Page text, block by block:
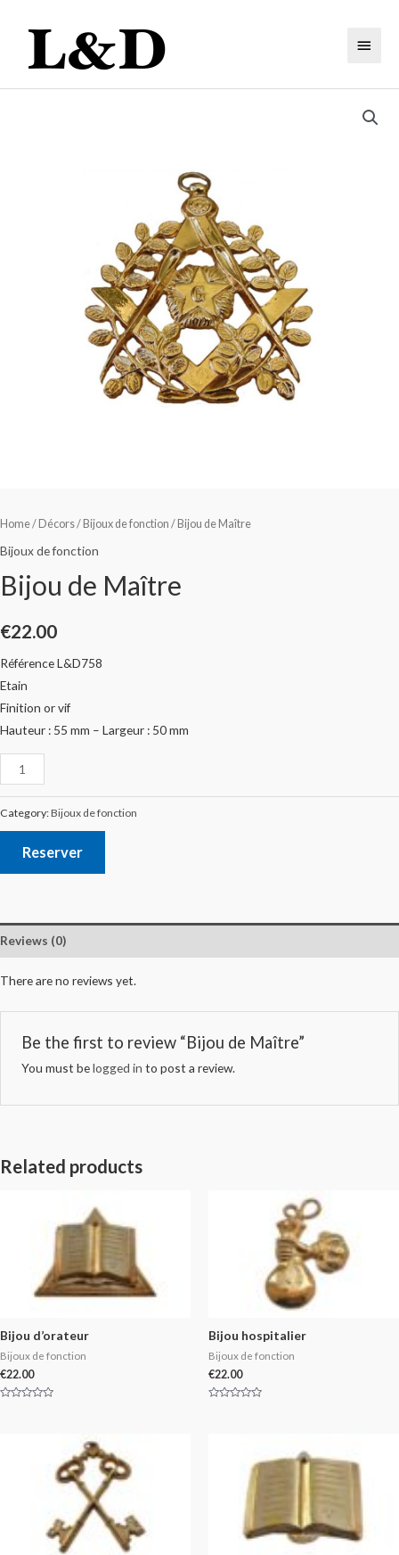
Home/ Décors/ Bijoux de fonction / Bijou de Maître
Bijoux de fonction
Bijou de Maître
€22.00
Référence L&D758
Etain
Finition or vif
Hauteur : 55 mm – Largeur : 50 mm
Category:Bijoux de fonction
Reserver
Reviews (0)
There are no reviews yet.
Be the first to review “Bijou de Maître”
You must belogged in to post a review.
Related products
Bijou d’orateur
Bijoux de fonction
€22.00
Bijou hospitalier
Bijoux de fonction
€22.00